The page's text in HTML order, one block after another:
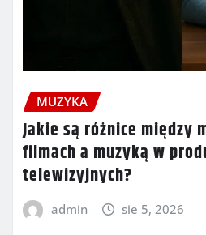
MUZYKA
Jakie są różnice między
filmach a muzyką w
telewizyjnych?
admin sie 5, 2026